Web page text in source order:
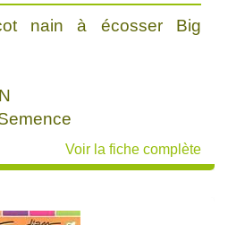
nain à écosser Big
Voir la fiche complète